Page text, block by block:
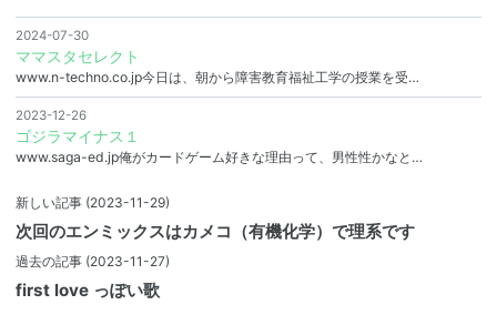
2024-07-30
ママスタセレクト
www.n-techno.co.jp今日は、朝から障害教育福祉工学の授業を受…
2023-12-26
ゴジラマイナス１
www.saga-ed.jp俺がカードゲーム好きな理由って、男性性かなと…
新しい記事 (2023-11-29)
次回のエンミックスはカメコ（有機化学）で理系です
過去の記事 (2023-11-27)
first love っぽい歌